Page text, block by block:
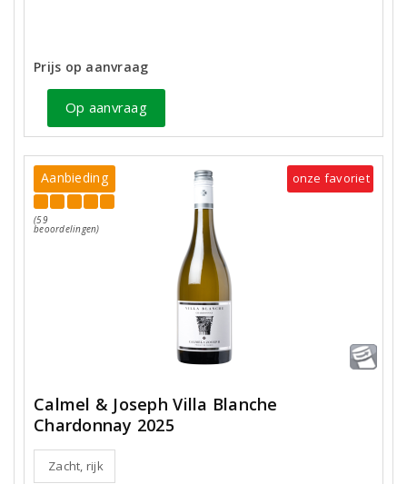
Prijs op aanvraag
Op aanvraag
Aanbieding
(59
beoordelingen)
onze favoriet
Calmel & Joseph Villa Blanche
Chardonnay 2025
Zacht, rijk